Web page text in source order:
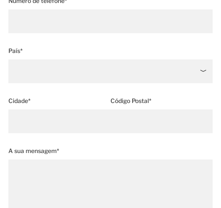
País*
Cidade* Código Postal*
A sua mensagem*